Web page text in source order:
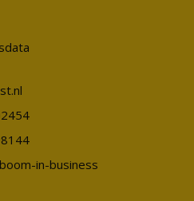
in-business